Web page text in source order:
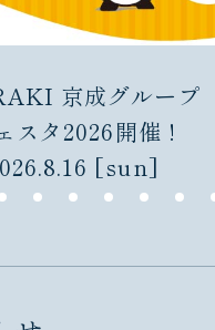
京成グループ
スタ2026開催 !
[sun]